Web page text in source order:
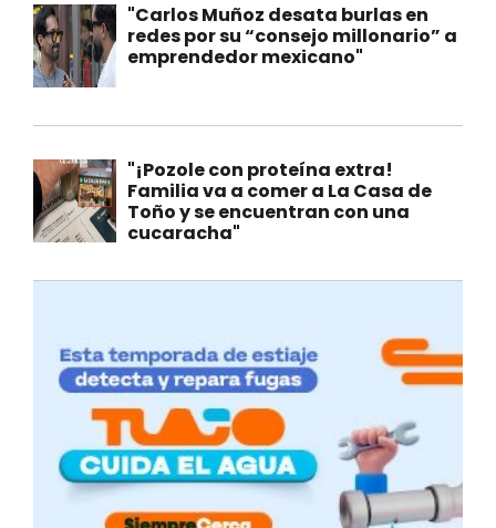
"Carlos Muñoz desata burlas en
redes por su “consejo millonario” a
emprendedor mexicano"
"¡Pozole con proteína extra!
Familia va a comer a La Casa de
Toño y se encuentran con una
cucaracha"